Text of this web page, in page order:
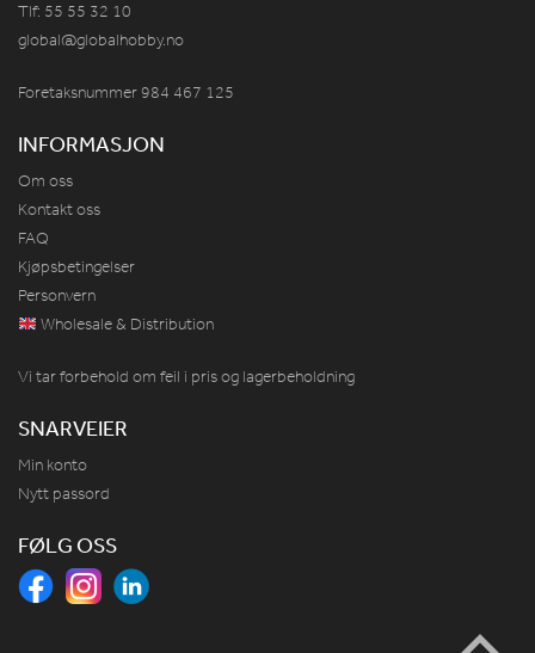
Tlf: 55 55 32 10
global@globalhobby.no
Foretaksnummer 984 467 125
INFORMASJON
Om oss
Kontakt oss
FAQ
Kjøpsbetingelser
Personvern
Wholesale & Distribution
Vi tar forbehold om feil i pris og lagerbeholdning
SNARVEIER
Min konto
Nytt passord
FØLG OSS